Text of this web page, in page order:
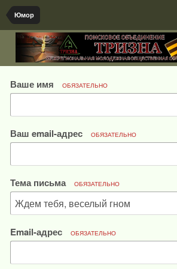
Юмор
Ваше имя ОБЯЗАТЕЛЬНО
Ваш email-адрес ОБЯЗАТЕЛЬНО
Тема письма ОБЯЗАТЕЛЬНО
Email-адрес ОБЯЗАТЕЛЬНО